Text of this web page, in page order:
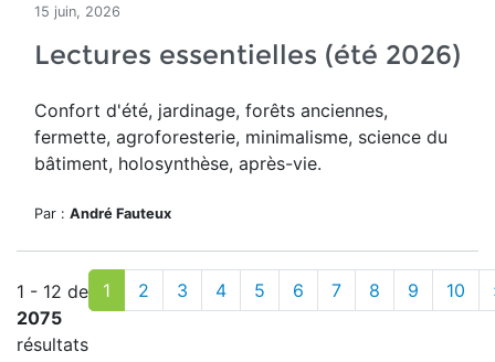
15 juin, 2026
Lectures essentielles (été 2026)
Confort d'été, jardinage, forêts anciennes,
fermette, agroforesterie, minimalisme, science du
bâtiment, holosynthèse, après-vie.
Par : André Fauteux
1 - 12 de
2075
résultats
1 2 3 4 5 6 7 8 9 10